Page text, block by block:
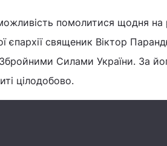
помолитися щодня на
єпархії священик Віктор
Збройними Силами України. За
цілодобово.